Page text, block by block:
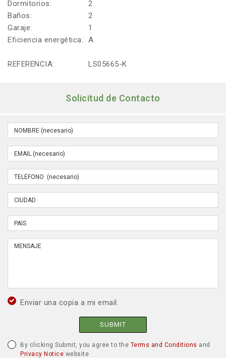
Dormitorios:
2
Baños:
2
Garaje:
1
Eficiencia energética:
A
REFERENCIA: LS05665-K
Solicitud de Contacto
Enviar una copia a mi email.
SUBMIT
By clicking Submit, you agree to the Terms and Conditions and
Privacy Notice website